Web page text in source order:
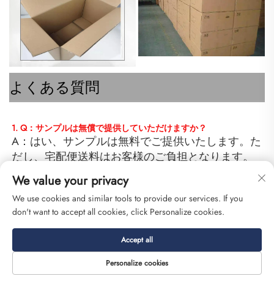
よくある質問
1. Q：サンプルは無償で提供していただけますか？
A：はい、サンプルは無料でご提供いたします。た
だし、宅配便送料はお客様のご負担となります。
2. Q：品質保証はどのように行っていますか？
A：当社の経験豊富な品質管理（QC）チームが、
各製品の完成直後に全数検査を行い、出荷前に再
度検品したうえで、ご確認いただくための写真を
送付いたします。
3. 納期について教えてください。
A: 通常、前払い金の受領後30〜60日かかります。
具体的な納期は、ご注文品目および数量により異
We value your privacy
We use cookies and similar tools to provide our services. If you
don't want to accept all cookies, click Personalize cookies.
Personalize cookies
Accept all